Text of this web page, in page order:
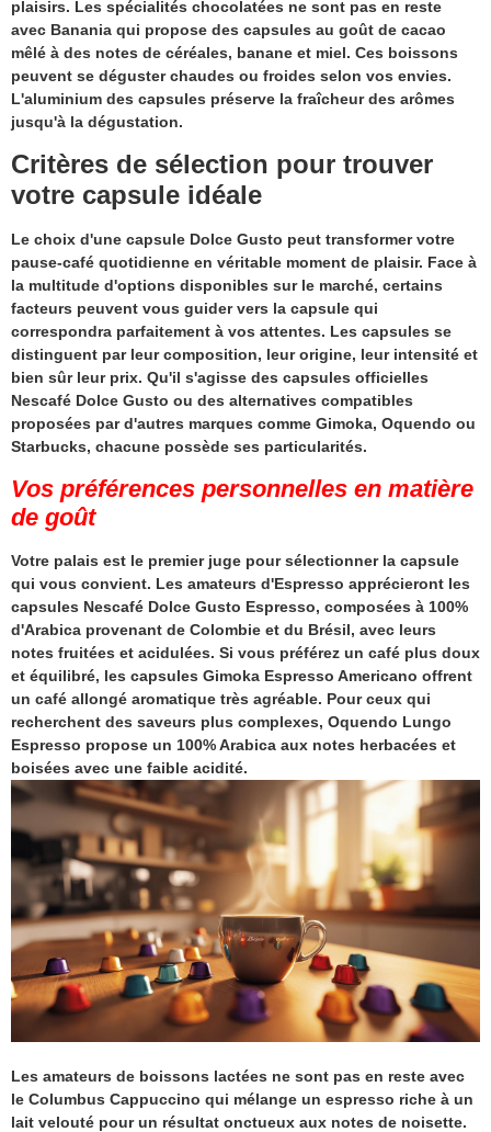
plaisirs. Les spécialités chocolatées ne sont pas en reste
avec Banania qui propose des capsules au goût de cacao
mêlé à des notes de céréales, banane et miel. Ces boissons
peuvent se déguster chaudes ou froides selon vos envies.
L'aluminium des capsules préserve la fraîcheur des arômes
jusqu'à la dégustation.
Critères de sélection pour trouver
votre capsule idéale
Le choix d'une capsule Dolce Gusto peut transformer votre
pause-café quotidienne en véritable moment de plaisir. Face à
la multitude d'options disponibles sur le marché, certains
facteurs peuvent vous guider vers la capsule qui
correspondra parfaitement à vos attentes. Les capsules se
distinguent par leur composition, leur origine, leur intensité et
bien sûr leur prix. Qu'il s'agisse des capsules officielles
Nescafé Dolce Gusto ou des alternatives compatibles
proposées par d'autres marques comme Gimoka, Oquendo ou
Starbucks, chacune possède ses particularités.
Vos préférences personnelles en matière
de goût
Votre palais est le premier juge pour sélectionner la capsule
qui vous convient. Les amateurs d'Espresso apprécieront les
capsules Nescafé Dolce Gusto Espresso, composées à 100%
d'Arabica provenant de Colombie et du Brésil, avec leurs
notes fruitées et acidulées. Si vous préférez un café plus doux
et équilibré, les capsules Gimoka Espresso Americano offrent
un café allongé aromatique très agréable. Pour ceux qui
recherchent des saveurs plus complexes, Oquendo Lungo
Espresso propose un 100% Arabica aux notes herbacées et
boisées avec une faible acidité.
Les amateurs de boissons lactées ne sont pas en reste avec
le Columbus Cappuccino qui mélange un espresso riche à un
lait velouté pour un résultat onctueux aux notes de noisette.